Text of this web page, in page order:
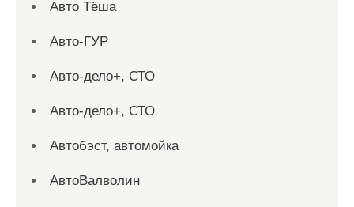
Авто Тёша
Авто-ГУР
Авто-дело+, СТО
Авто-дело+, СТО
Автобэст, автомойка
АвтоВалволин